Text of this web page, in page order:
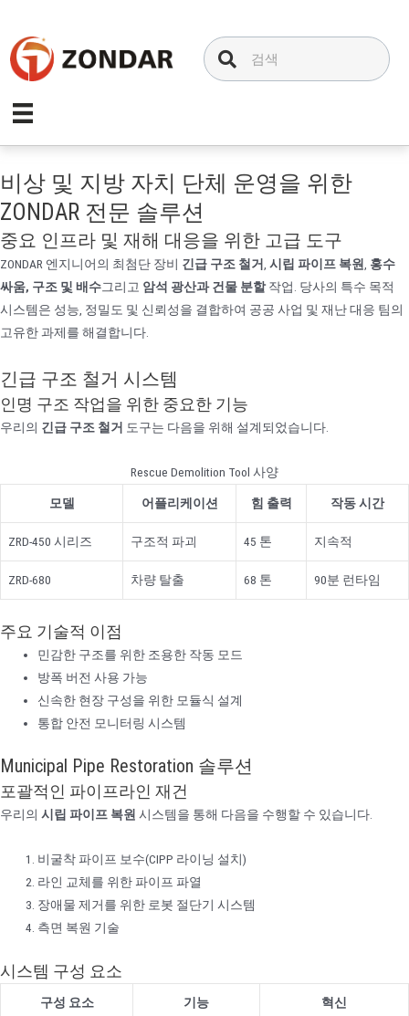
으
뛰
비상 및 지방 자치 단체 운영을 위한
ZONDAR 전문 솔루션
중요 인프라 및 재해 대응을 위한 고급 도구
ZONDAR 엔지니어의 최첨단 장비 긴급 구조 철거, 시립 파이프 복원, 홍수
싸움, 구조 및 배수그리고 암석 광산과 건물 분할작업. 당사의 특수 목적
시스템은 성능, 정밀도 및 신뢰성을 결합하여 공공 사업 및 재난 대응 팀의
고유한 과제를 해결합니다.
긴급 구조 철거 시스템
인명 구조 작업을 위한 중요한 기능
우리의 긴급 구조 철거 도구는 다음을 위해 설계되었습니다.
Rescue Demolition Tool 사양
모델 어플리케이션 힘 출력 작동 시간
ZRD-450 시리즈 구조적 파괴 45 톤 지속적
ZRD-680 차량 탈출 68 톤 90분 런타임
주요 기술적 이점
민감한 구조를 위한 조용한 작동 모드
방폭 버전 사용 가능
신속한 현장 구성을 위한 모듈식 설계
통합 안전 모니터링 시스템
Municipal Pipe Restoration 솔루션
포괄적인 파이프라인 재건
우리의 시립 파이프 복원 시스템을 통해 다음을 수행할 수 있습니다.
비굴착 파이프 보수(CIPP 라이닝 설치)
라인 교체를 위한 파이프 파열
장애물 제거를 위한 로봇 절단기 시스템
측면 복원 기술
시스템 구성 요소
구성 요소 기능 혁신